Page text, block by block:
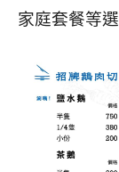
家庭套餐等選